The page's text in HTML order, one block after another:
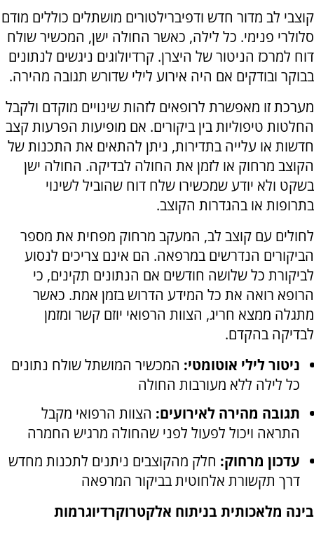
קוצבי לב מדור חדש ודפיברילטורים מושתלים כוללים מודם
סלולרי פנימי. כל לילה, כאשר החולה ישן, המכשיר שולח
דוח למרכז הניטור של היצרן. קרדיולוגים ניגשים לנתונים
בבוקר ובודקים אם היה אירוע לילי שדורש תגובה מהירה.
מערכת זו מאפשרת לרופאים לזהות שינויים מוקדם ולקבל
החלטות טיפוליות בין ביקורים. אם מופיעות הפרעות קצב
חדשות או עלייה בתדירות, ניתן להתאים את התכנות של
הקוצב מרחוק או לזמן את החולה לבדיקה. החולה ישן
בשקט ולא יודע שמכשירו שלח דוח שהוביל לשינוי
בתרופות או בהגדרות הקוצב.
לחולים עם קוצב לב, המעקב מרחוק מפחית את מספר
הביקורים הנדרשים במרפאה. הם אינם צריכים לנסוע
לביקורת כל שלושה חודשים אם הנתונים תקינים, כי
הרופא רואה את כל המידע הדרוש בזמן אמת. כאשר
מתגלה ממצא חריג, הצוות הרפואי יוזם קשר ומזמן
לבדיקה בהקדם.
ניטור לילי אוטומטי: המכשיר המושתל שולח נתונים
כל לילה ללא מעורבות החולה
תגובה מהירה לאירועים: הצוות הרפואי מקבל
התראה ויכול לפעול לפני שהחולה מרגיש החמרה
עדכון מרחוק: חלק מהקוצבים ניתנים לתכנות מחדש
דרך תקשורת אלחוטית בביקור המרפאה
בינה מלאכותית בניתוח אלקטרוקרדיוגרמות